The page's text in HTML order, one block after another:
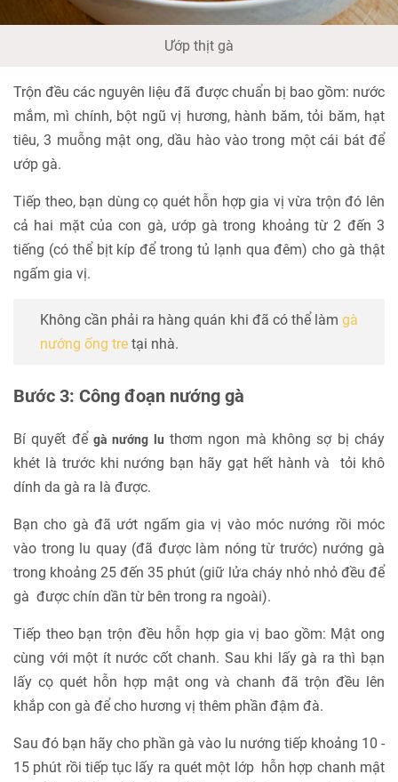
Ướp thịt gà
Trộn đều các nguyên liệu đã được chuẩn bị bao gồm: nước
mắm, mì chính, bột ngũ vị hương, hành băm, tỏi băm, hạt
tiêu, 3 muỗng mật ong, dầu hào vào trong một cái bát để
ướp gà.
Tiếp theo, bạn dùng cọ quét hỗn hợp gia vị vừa trộn đó lên
cả hai mặt của con gà, ướp gà trong khoảng từ 2 đến 3
tiếng (có thể bịt kíp để trong tủ lạnh qua đêm) cho gà thật
ngấm gia vị.
Không cần phải ra hàng quán khi đã có thể làm gà
nướng ống tre tại nhà.
Bước 3: Công đoạn nướng gà
Bí quyết để gà nướng lu thơm ngon mà không sợ bị cháy
khét là trước khi nướng bạn hãy gạt hết hành và tỏi khô
dính da gà ra là được.
Bạn cho gà đã ướt ngấm gia vị vào móc nướng rồi móc
vào trong lu quay (đã được làm nóng từ trước) nướng gà
trong khoảng 25 đến 35 phút (giữ lửa cháy nhỏ nhỏ đều để
gà được chín dần từ bên trong ra ngoài).
Tiếp theo bạn trộn đều hỗn hợp gia vị bao gồm: Mật ong
cùng với một ít nước cốt chanh. Sau khi lấy gà ra thì bạn
lấy cọ quét hỗn hợp mật ong và chanh đã trộn đều lên
khắp con gà để cho hương vị thêm phần đậm đà.
Sau đó bạn hãy cho phần gà vào lu nướng tiếp khoảng 10 -
15 phút rồi tiếp tục lấy ra quét một lớp hỗn hợp chanh mật